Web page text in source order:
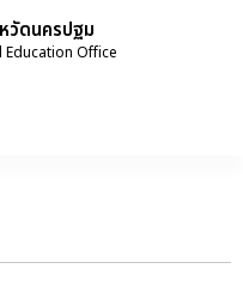
วัดนครปฐม
Office